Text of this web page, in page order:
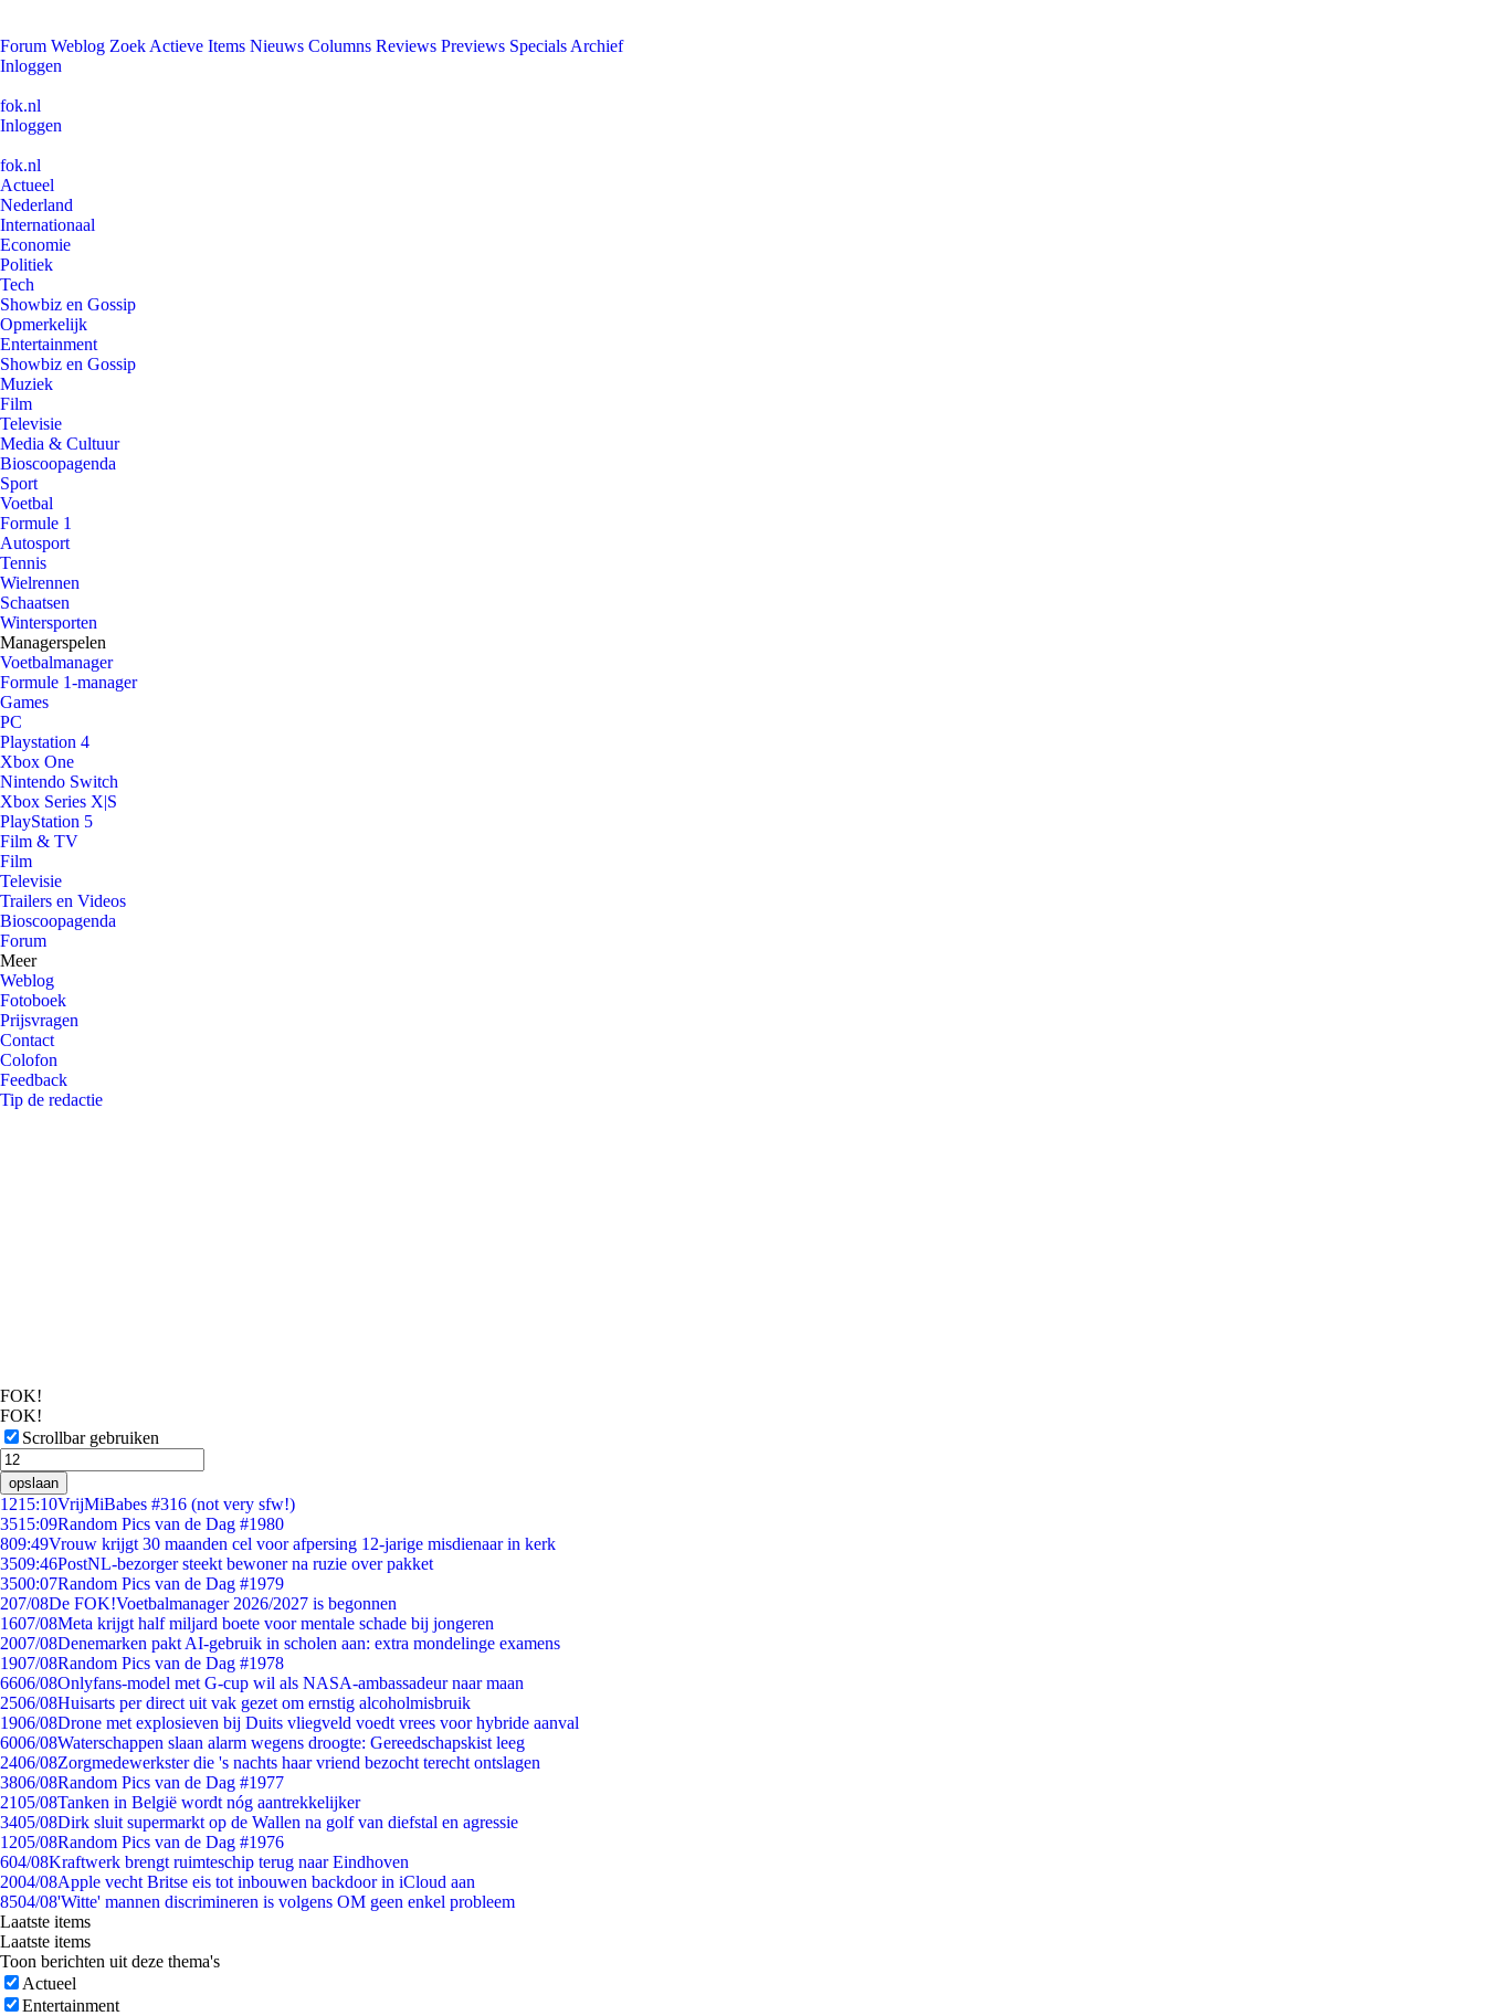
Forum Weblog Zoek Actieve Items Nieuws Columns Reviews Previews Specials Archief
Inloggen
fok.nl
Inloggen
fok.nl
Actueel
Nederland
Internationaal
Economie
Politiek
Tech
Showbiz en Gossip
Opmerkelijk
Entertainment
Showbiz en Gossip
Muziek
Film
Televisie
Media & Cultuur
Bioscoopagenda
Sport
Voetbal
Formule 1
Autosport
Tennis
Wielrennen
Schaatsen
Wintersporten
Managerspelen
Voetbalmanager
Formule 1-manager
Games
PC
Playstation 4
Xbox One
Nintendo Switch
Xbox Series X|S
PlayStation 5
Film & TV
Film
Televisie
Trailers en Videos
Bioscoopagenda
Forum
Meer
Weblog
Fotoboek
Prijsvragen
Contact
Colofon
Feedback
Tip de redactie
FOK!
FOK!
Scrollbar gebruiken
opslaan
1215:10VrijMiBabes #316 (not very sfw!)
3515:09Random Pics van de Dag #1980
809:49Vrouw krijgt 30 maanden cel voor afpersing 12-jarige misdienaar in kerk
3509:46PostNL-bezorger steekt bewoner na ruzie over pakket
3500:07Random Pics van de Dag #1979
207/08De FOK!Voetbalmanager 2026/2027 is begonnen
1607/08Meta krijgt half miljard boete voor mentale schade bij jongeren
2007/08Denemarken pakt AI-gebruik in scholen aan: extra mondelinge examens
1907/08Random Pics van de Dag #1978
6606/08Onlyfans-model met G-cup wil als NASA-ambassadeur naar maan
2506/08Huisarts per direct uit vak gezet om ernstig alcoholmisbruik
1906/08Drone met explosieven bij Duits vliegveld voedt vrees voor hybride aanval
6006/08Waterschappen slaan alarm wegens droogte: Gereedschapskist leeg
2406/08Zorgmedewerkster die 's nachts haar vriend bezocht terecht ontslagen
3806/08Random Pics van de Dag #1977
2105/08Tanken in België wordt nóg aantrekkelijker
3405/08Dirk sluit supermarkt op de Wallen na golf van diefstal en agressie
1205/08Random Pics van de Dag #1976
604/08Kraftwerk brengt ruimteschip terug naar Eindhoven
2004/08Apple vecht Britse eis tot inbouwen backdoor in iCloud aan
8504/08'Witte' mannen discrimineren is volgens OM geen enkel probleem
Laatste items
Laatste items
Toon berichten uit deze thema's
Actueel
Entertainment